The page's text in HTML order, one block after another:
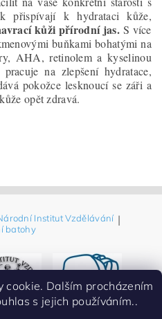
přispívají k hydrataci kůže,
kůži přírodní jas. S více
buňkami bohatými na
AHA, retinolem a kyselinou
na zlepšení hydratace,
pokožce lesknoucí se záři a
opět zdravá.
Institut Vzdělávání |
batohy
cookie. Dalším procházením
s jejich používáním..